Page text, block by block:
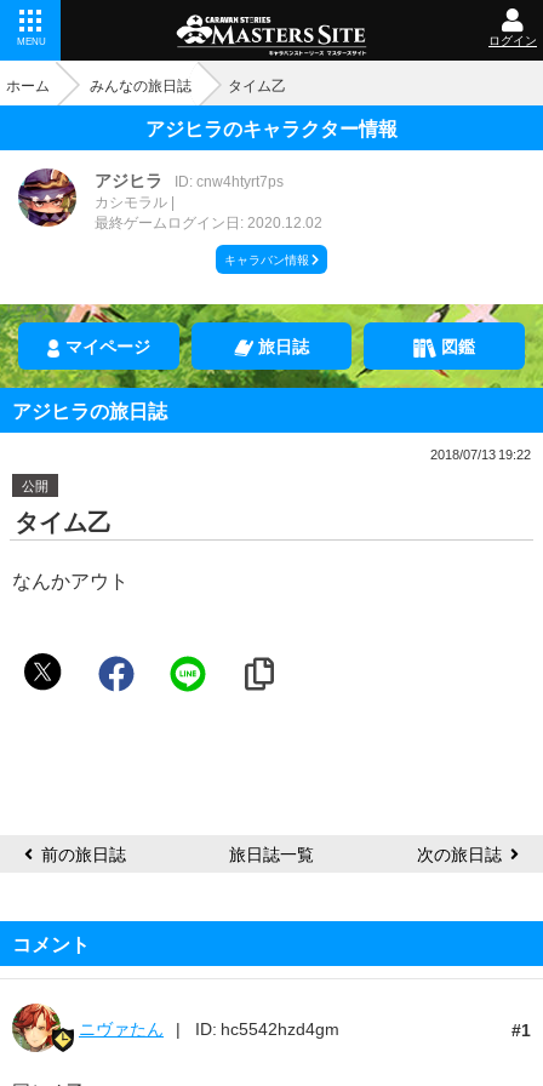
MENU ログイン
ホーム みんなの旅日誌 タイム乙
アジヒラのキャラクター情報
アジヒラ
ID: cnw4htyrt7ps
カシモラル
最終ゲームログイン日: 2020.12.02
キャラバン情報
マイページ 旅日誌 図鑑
アジヒラの旅日誌
2018/07/13 19:22
公開
タイム乙
なんかアウト
ア
前の旅日誌 旅日誌一覧 次の旅日誌
コメント
1
ニヴァたん ID: hc5542hzd4gm